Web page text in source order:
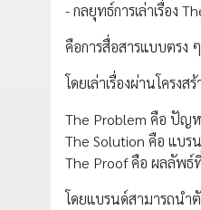
- กลยุทธ์การเล่าเรื่อง
คือการสื่อสารแบบตรง
โดยเล่าเรื่องผ่านโครงส
The Problem คือ ปัญ
The Solution คือ แบร
The Proof คือ ผลลัพธ์
โดยแบรนด์สามารถนำ